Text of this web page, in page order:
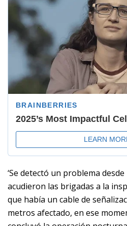
‘Se detectó un problema
acudieron las brigadas a la
que había un cable de
metros afectado, en ese